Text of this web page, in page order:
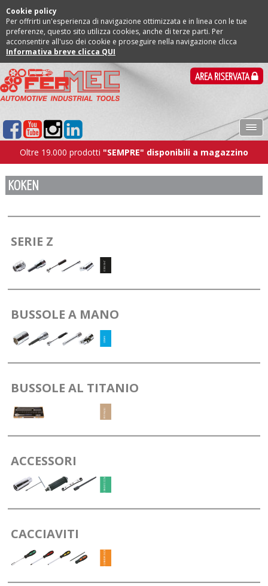
Cookie policy
Per offrirti un'esperienza di navigazione ottimizzata e in linea con le tue
preferenze, questo sito utilizza cookies, anche di terze parti. Per
acconsentire all'uso dei cookie e proseguire nella navigazione clicca
Informativa breve clicca QUI
AREA RISERVATA
Oltre 19.000 prodotti "SEMPRE" disponibili a magazzino
KOKEN
SERIE Z
BUSSOLE A MANO
BUSSOLE AL TITANIO
ACCESSORI
CACCIAVITI